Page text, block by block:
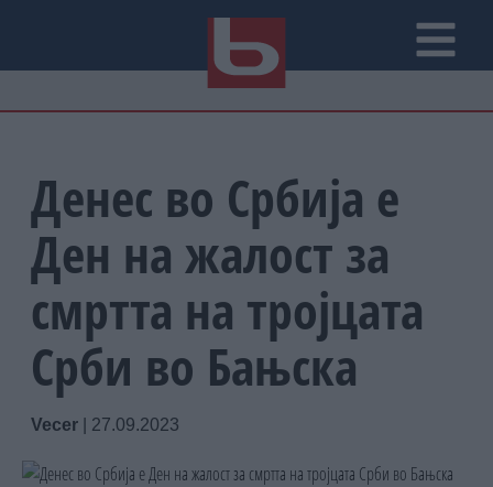
Денес во Србија е
Ден на жалост за
смртта на тројцата
Срби во Бањска
Vecer 27.09.2023